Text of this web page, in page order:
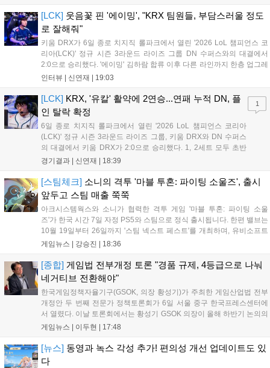
T1은 첫 드래곤을 두드렸...
[LCK] 웃음꽃 핀 '에이밍', "KRX 팀원들, 부담스러울 정도
로 잘해줘"
키움 DRX가 6일 종로 치지직 롤파크에서 열린 '2026 LoL 챔피언스 코
리아(LCK)' 정규 시즌 3라운드 라이즈 그룹 DN 수퍼스와의 대결에서
2:0으로 승리했다. '에이밍' 김하람 합류 이후 다른 라인까지 한층 업그레
이드 된 경기력을 보여주며 기분 좋은 2연승을 달렸다. 경기 종료 후 기
인터뷰 | 신연재 19:03
[LCK] KRX, '유칼' 활약에 2연승...연패 누적 DN, 플
인 탈락 확정
6일 종로 치지직 롤파크에서 열린 '2026 LoL 챔피언스 코리아
(LCK)' 정규 시즌 3라운드 라이즈 그룹, 키움 DRX와 DN 수퍼스
의 대결에서 키움 DRX가 2:0으로 승리했다. 1, 2세트 모두 초반
부터 앞서나갔고, 별다른 위기 없이 승리를 꿰찼다. DN 수퍼스는
의 출발이 매우 좋...
경기결과 | 신연재 18:39
1
[스팀체크] 소니의 격투 '마블 투혼: 파이팅 소울즈', 출시
앞두고 스팀 매출 쭉쭉
아크시스템웍스와 소니가 협력한 격투 게임 '마블 투혼: 파이팅 소울
즈'가 한국 시간 7일 자정 PS5와 스팀으로 정식 출시됩니다. 한편 밸브는
10월 19일부터 26일까지 '스팀 넥스트 페스트'를 개최하며, 유비소프트
의 '더 디비전 리서전스'가 스팀에 출시되었고, 농장 시뮬레이션 '돌록 타
각기 다른 장르에서 이용자들의 기대를 모으고 있습니다....
게임뉴스 | 강승진 18:36
[종합] 게임법 전부개정 토론 "경품 규제, 4등급으로 나눠
네거티브 전환해야"
한국게임정책자율기구(GSOK, 의장 황성기)가 주최한 게임산업법 전부
개정안 두 번째 전문가 정책토론회가 6일 서울 중구 한국프레스센터에
서 열렸다. 이날 토론회에서는 황성기 GSOK 의장이 올해 하반기 논의의
주요 쟁점과 성과를 짚은 데 이어, 박종현 한양대 법학전문대학원 교수
호사가 게임 등...
게임뉴스 | 이두현 17:48
[뉴스] 동영과 녹스 각성 추가! 편의성 개선 업데이트도 있
다